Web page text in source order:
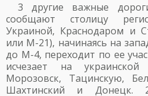
3 другие важные
сообщают столицу
Украиной, Краснодаром и
или М-21), начинаясь на
до М-4, переходит по ее
исчезает на
Морозовск, Тацинскую,
Шахтинский и Донецк.